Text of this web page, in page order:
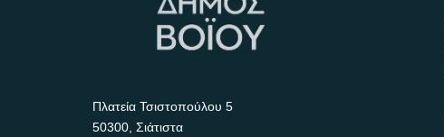
Πλατεία Τσιστοπούλου 5
50300, Σιάτιστα